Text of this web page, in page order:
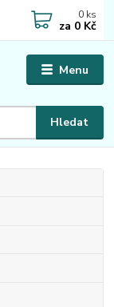
Menu
Hledat
0 ks
za 0 Kč